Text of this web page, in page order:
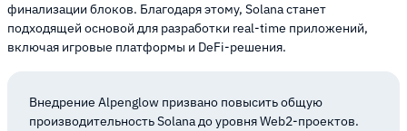
финализации блоков. Благодаря этому, Solana станет
подходящей основой для разработки real-time приложений,
включая игровые платформы и DeFi-решения.
Внедрение Alpenglow призвано повысить общую
производительность Solana до уровня Web2-проектов.